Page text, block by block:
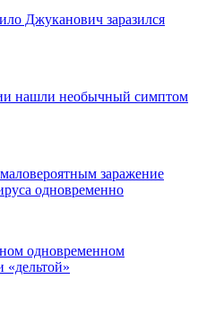
Джуканович заразился
нашли необычный симптом
заражение
одновременно
одновременном